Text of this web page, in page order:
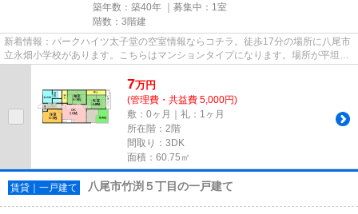
築年数：築40年 ｜募集中： 1室
階数：3階建
新着情報：パークハイツ太子堂の空室情報ならコチラ。徒歩17分の場所に八尾市
立永畑小学校があります。こちらはマンションタイプになります。場所が平坦な
のは、ランニングをする上で...
7万円
(管理費・共益費 5,000円)
敷：0ヶ月｜礼：1ヶ月
所在階：2階
間取り：3DK
面積：60.75㎡
賃貸｜一戸建て 八尾市竹渕５丁目の一戸建て